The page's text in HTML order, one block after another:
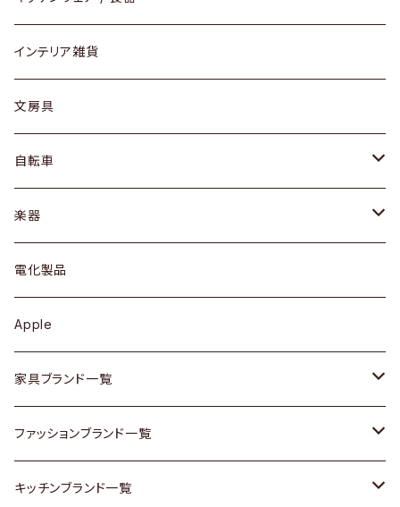
ローテーブル / サイドテーブル
デスク / コンソール
ドレッサー
シェルフ
キュリオケース / 飾り棚
カップボード / 食器棚
チェスト
その他家具
Vintageヴィンテージ / Antiqueアンティーク
フロアライト
リング
ピアス / イヤリング
財布
バッグ
アウター
トップス
ワンピース
ボトムス
靴
スカーフ
腕時計
グラス / タンブラー
カップ / マグ
プレート / ボウル
カトラリー
ケトル / ティーポット
鍋 / フライパン
Vintage / ヴィンテージ
銀製品
和物 / 作家物
インテリア雑貨
文房具
自転車
dahon
楽器
ギター
ベース
その他楽器
電化製品
Apple
家具ブランド一覧
ACME Furniture / アクメ ファニチャー
ACTUS / アクタス
ファッションブランド一覧
agnes b / アニエス ベー
キッチンブランド一覧